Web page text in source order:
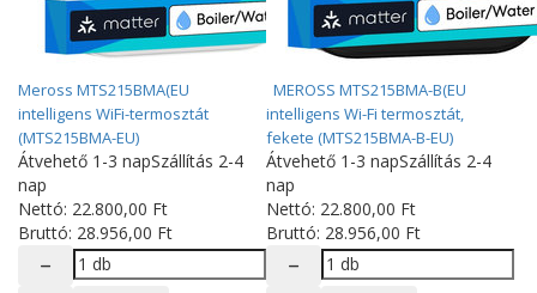
Meross MTS215BMA(EU
intelligens WiFi-termosztát
(MTS215BMA-EU)
Átvehető 1-3 napSzállítás 2-4
nap
Nettó: 22.800,00 Ft
Bruttó: 28.956,00 Ft
MEROSS MTS215BMA-B(EU
intelligens Wi-Fi termosztát,
fekete (MTS215BMA-B-EU)
Átvehető 1-3 napSzállítás 2-4
nap
Nettó: 22.800,00 Ft
Bruttó: 28.956,00 Ft